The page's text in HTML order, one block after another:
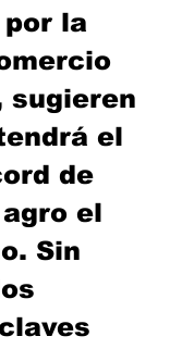
la
sugieren
el
de
el
Sin